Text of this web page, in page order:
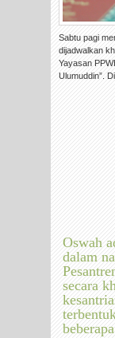
Sabtu pagi
dijadwalkan
Yayasan
Ulumuddin”.
Oswah
dalam
secara